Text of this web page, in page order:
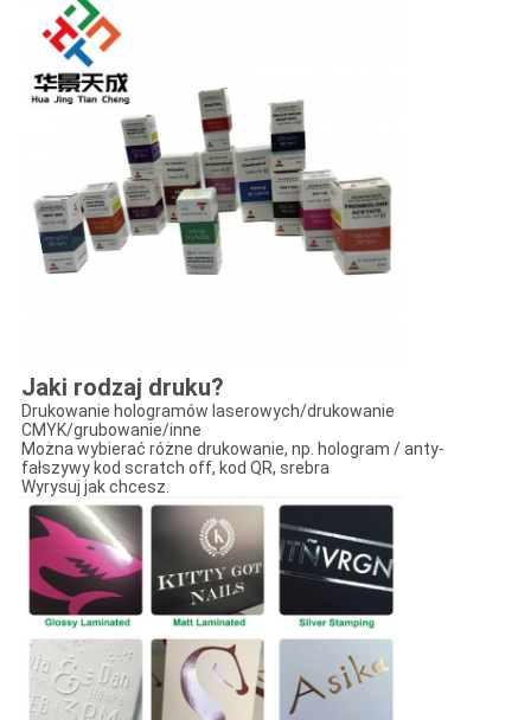
Jaki rodzaj druku?
Drukowanie hologramów laserowych/drukowanie
CMYK/grubowanie/inne
Można wybierać różne drukowanie, np. hologram / anty-
fałszywy kod scratch off, kod QR, srebra
Wyrysuj jak chcesz.